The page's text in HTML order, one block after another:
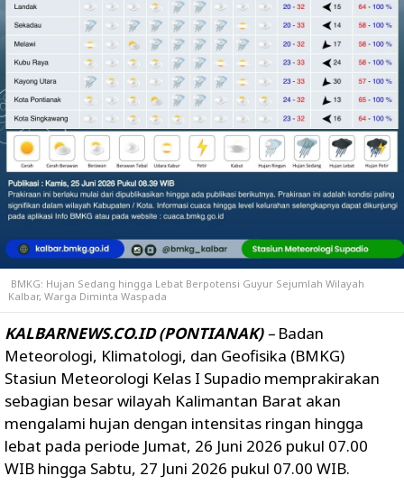
BMKG: Hujan Sedang hingga Lebat Berpotensi Guyur Sejumlah Wilayah
Kalbar, Warga Diminta Waspada
KALBARNEWS.CO.ID (PONTIANAK)–Badan
Meteorologi, Klimatologi, dan Geofisika (BMKG)
Stasiun Meteorologi Kelas I Supadio memprakirakan
sebagian besar wilayah Kalimantan Barat akan
mengalami hujan dengan intensitas ringan hingga
lebat pada periode Jumat, 26 Juni 2026 pukul 07.00
WIB hingga Sabtu, 27 Juni 2026 pukul 07.00 WIB.